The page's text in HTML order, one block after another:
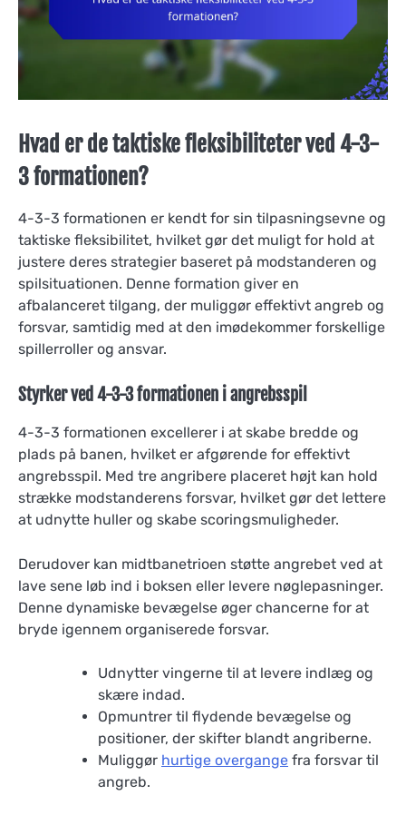
Hvad er de taktiske fleksibiliteter ved 4-3-
3 formationen?
4-3-3 formationen er kendt for sin tilpasningsevne og
taktiske fleksibilitet, hvilket gør det muligt for hold at
justere deres strategier baseret på modstanderen og
spilsituationen. Denne formation giver en
afbalanceret tilgang, der muliggør effektivt angreb og
forsvar, samtidig med at den imødekommer forskellige
spillerroller og ansvar.
Styrker ved 4-3-3 formationen i angrebsspil
4-3-3 formationen excellerer i at skabe bredde og
plads på banen, hvilket er afgørende for effektivt
angrebsspil. Med tre angribere placeret højt kan hold
strække modstanderens forsvar, hvilket gør det lettere
at udnytte huller og skabe scoringsmuligheder.
Derudover kan midtbanetrioen støtte angrebet ved at
lave sene løb ind i boksen eller levere nøglepasninger.
Denne dynamiske bevægelse øger chancerne for at
bryde igennem organiserede forsvar.
Udnytter vingerne til at levere indlæg og
skære indad.
Opmuntrer til flydende bevægelse og
positioner, der skifter blandt angriberne.
Muliggør hurtige overgange fra forsvar til
angreb.